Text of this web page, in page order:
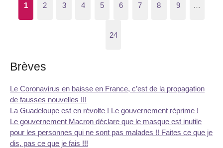
1 2 3 4 5 6 7 8 9 …
24
Brèves
Le Coronavirus en baisse en France, c’est de la propagation
de fausses nouvelles !!!
La Guadeloupe est en révolte ! Le gouvernement réprime !
Le gouvernement Macron déclare que le masque est inutile
pour les personnes qui ne sont pas malades !! Faites ce que je
dis, pas ce que je fais !!!